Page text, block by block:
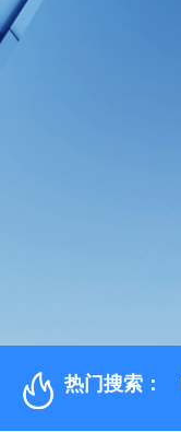
热门搜索：